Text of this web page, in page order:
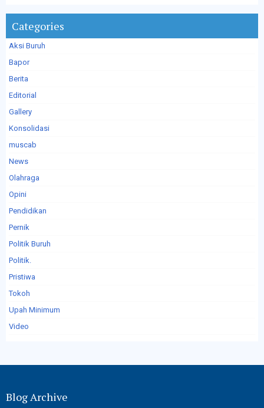
Categories
Aksi Buruh
Bapor
Berita
Editorial
Gallery
Konsolidasi
muscab
News
Olahraga
Opini
Pendidikan
Pernik
Politik Buruh
Politik.
Pristiwa
Tokoh
Upah Minimum
Video
Blog Archive